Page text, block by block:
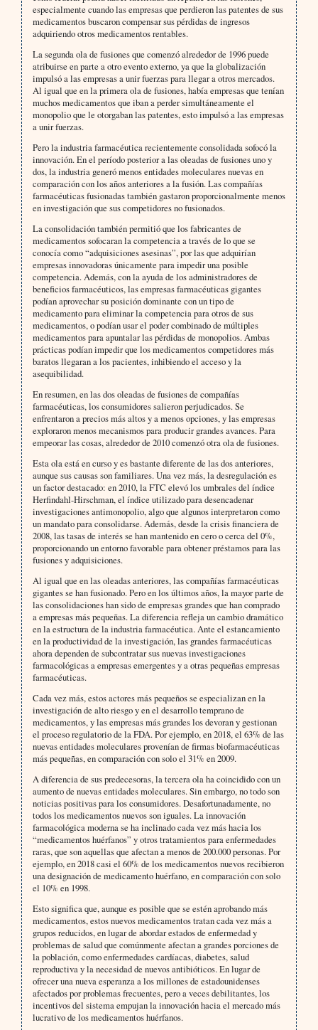
especialmente cuando las empresas que perdieron las patentes de sus
medicamentos buscaron compensar sus pérdidas de ingresos
adquiriendo otros medicamentos rentables.
La segunda ola de fusiones que comenzó alrededor de 1996 puede
atribuirse en parte a otro evento externo, ya que la globalización
impulsó a las empresas a unir fuerzas para llegar a otros mercados.
Al igual que en la primera ola de fusiones, había empresas que tenían
muchos medicamentos que iban a perder simultáneamente el
monopolio que le otorgaban las patentes, esto impulsó a las empresas
a unir fuerzas.
Pero la industria farmacéutica recientemente consolidada sofocó la
innovación. En el período posterior a las oleadas de fusiones uno y
dos, la industria generó menos entidades moleculares nuevas en
comparación con los años anteriores a la fusión. Las compañías
farmacéuticas fusionadas también gastaron proporcionalmente menos
en investigación que sus competidores no fusionados.
La consolidación también permitió que los fabricantes de
medicamentos sofocaran la competencia a través de lo que se
conocía como “adquisiciones asesinas”, por las que adquirían
empresas innovadoras únicamente para impedir una posible
competencia. Además, con la ayuda de los administradores de
beneficios farmacéuticos, las empresas farmacéuticas gigantes
podían aprovechar su posición dominante con un tipo de
medicamento para eliminar la competencia para otros de sus
medicamentos, o podían usar el poder combinado de múltiples
medicamentos para apuntalar las pérdidas de monopolios. Ambas
prácticas podían impedir que los medicamentos competidores más
baratos llegaran a los pacientes, inhibiendo el acceso y la
asequibilidad.
En resumen, en las dos oleadas de fusiones de compañías
farmacéuticas, los consumidores salieron perjudicados. Se
enfrentaron a precios más altos y a menos opciones, y las empresas
exploraron menos mecanismos para producir grandes avances. Para
empeorar las cosas, alrededor de 2010 comenzó otra ola de fusiones.
Esta ola está en curso y es bastante diferente de las dos anteriores,
aunque sus causas son familiares. Una vez más, la desregulación es
un factor destacado: en 2010, la FTC elevó los umbrales del índice
Herfindahl-Hirschman, el índice utilizado para desencadenar
investigaciones antimonopolio, algo que algunos interpretaron como
un mandato para consolidarse. Además, desde la crisis financiera de
2008, las tasas de interés se han mantenido en cero o cerca del 0%,
proporcionando un entorno favorable para obtener préstamos para las
fusiones y adquisiciones.
Al igual que en las oleadas anteriores, las compañías farmacéuticas
gigantes se han fusionado. Pero en los últimos años, la mayor parte de
las consolidaciones han sido de empresas grandes que han comprado
a empresas más pequeñas. La diferencia refleja un cambio dramático
en la estructura de la industria farmacéutica. Ante el estancamiento
en la productividad de la investigación, las grandes farmacéuticas
ahora dependen de subcontratar sus nuevas investigaciones
farmacológicas a empresas emergentes y a otras pequeñas empresas
farmacéuticas.
Cada vez más, estos actores más pequeños se especializan en la
investigación de alto riesgo y en el desarrollo temprano de
medicamentos, y las empresas más grandes los devoran y gestionan
el proceso regulatorio de la FDA. Por ejemplo, en 2018, el 63% de las
nuevas entidades moleculares provenían de firmas biofarmacéuticas
más pequeñas, en comparación con solo el 31% en 2009.
A diferencia de sus predecesoras, la tercera ola ha coincidido con un
aumento de nuevas entidades moleculares. Sin embargo, no todo son
noticias positivas para los consumidores. Desafortunadamente, no
todos los medicamentos nuevos son iguales. La innovación
farmacológica moderna se ha inclinado cada vez más hacia los
“medicamentos huérfanos” y otros tratamientos para enfermedades
raras, que son aquellas que afectan a menos de 200.000 personas. Por
ejemplo, en 2018 casi el 60% de los medicamentos nuevos recibieron
una designación de medicamento huérfano, en comparación con solo
el 10% en 1998.
Esto significa que, aunque es posible que se estén aprobando más
medicamentos, estos nuevos medicamentos tratan cada vez más a
grupos reducidos, en lugar de abordar estados de enfermedad y
problemas de salud que comúnmente afectan a grandes porciones de
la población, como enfermedades cardíacas, diabetes, salud
reproductiva y la necesidad de nuevos antibióticos. En lugar de
ofrecer una nueva esperanza a los millones de estadounidenses
afectados por problemas frecuentes, pero a veces debilitantes, los
incentivos del sistema empujan la innovación hacia el mercado más
lucrativo de los medicamentos huérfanos.